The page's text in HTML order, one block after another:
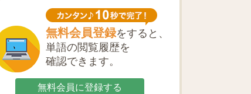
無料会員登録をすると、
単語の閲覧履歴を
確認できます。
無料会員に登録する